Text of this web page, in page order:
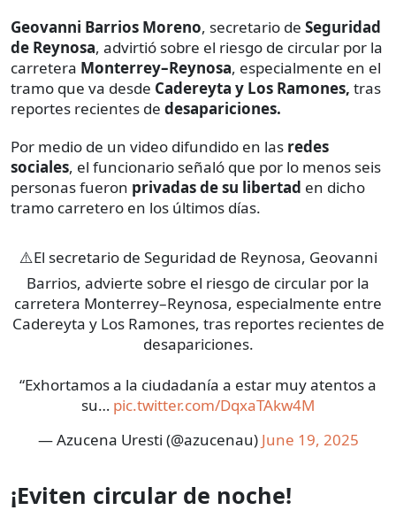
Geovanni Barrios Moreno, secretario de Seguridad
de Reynosa, advirtió sobre el riesgo de circular por la
carretera Monterrey–Reynosa, especialmente en el
tramo que va desde Cadereyta y Los Ramones, tras
reportes recientes de desapariciones.
Por medio de un video difundido en las redes
sociales, el funcionario señaló que por lo menos seis
personas fueron privadas de su libertad en dicho
tramo carretero en los últimos días.
⚠️El secretario de Seguridad de Reynosa, Geovanni
Barrios, advierte sobre el riesgo de circular por la
carretera Monterrey–Reynosa, especialmente entre
Cadereyta y Los Ramones, tras reportes recientes de
desapariciones.
“Exhortamos a la ciudadanía a estar muy atentos a
su… pic.twitter.com/DqxaTAkw4M
— Azucena Uresti (@azucenau) June 19, 2025
¡Eviten circular de noche!